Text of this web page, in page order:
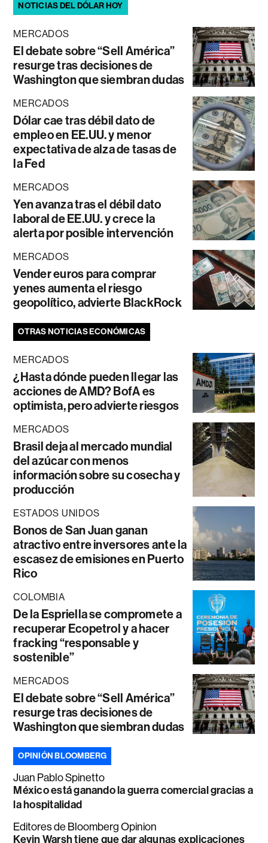
NOTICIAS DEL DÓLAR HOY
MERCADOS
El debate sobre “Sell América”
resurge tras decisiones de
Washington que siembran dudas
MERCADOS
Dólar cae tras débil dato de
empleo en EE.UU. y menor
expectativa de alza de tasas de
la Fed
MERCADOS
Yen avanza tras el débil dato
laboral de EE.UU. y crece la
alerta por posible intervención
MERCADOS
Vender euros para comprar
yenes aumenta el riesgo
geopolítico, advierte BlackRock
OTRAS NOTICIAS ECONÓMICAS
MERCADOS
¿Hasta dónde pueden llegar las
acciones de AMD? BofA es
optimista, pero advierte riesgos
MERCADOS
Brasil deja al mercado mundial
del azúcar con menos
información sobre su cosecha y
producción
ESTADOS UNIDOS
Bonos de San Juan ganan
atractivo entre inversores ante la
escasez de emisiones en Puerto
Rico
COLOMBIA
De la Espriella se compromete a
recuperar Ecopetrol y a hacer
fracking “responsable y
sostenible”
MERCADOS
El debate sobre “Sell América”
resurge tras decisiones de
Washington que siembran dudas
OPINIÓN BLOOMBERG
Juan Pablo Spinetto
México está ganando la guerra comercial gracias a
la hospitalidad
Editores de Bloomberg Opinion
Kevin Warsh tiene que dar algunas explicaciones